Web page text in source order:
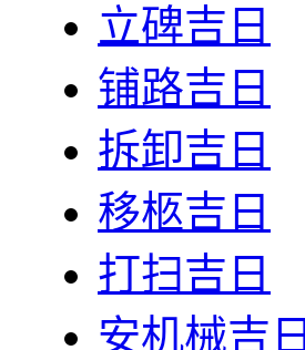
立碑吉日
铺路吉日
拆卸吉日
移柩吉日
打扫吉日
安机械吉日